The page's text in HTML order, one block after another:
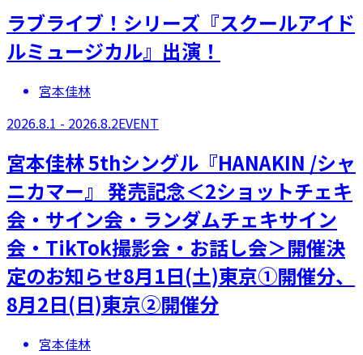
ラブライブ！シリーズ『スクールアイド
ルミュージカル』出演！
宮本佳林
2026.8.1 - 2026.8.2EVENT
宮本佳林 5thシングル『HANAKIN /シャ
ニカマー』 発売記念＜2ショットチェキ
会・サイン会・ランダムチェキサイン
会・TikTok撮影会・お話し会＞開催決
定のお知らせ8月1日(土)東京①開催分、
8月2日(日)東京②開催分
宮本佳林